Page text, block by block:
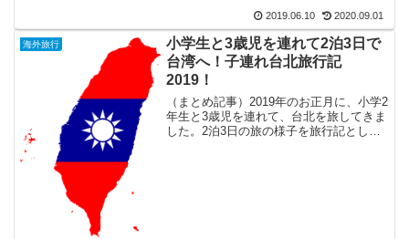
ー、店内の様子を調査！思わず絶句する
謎めいた名前の意味は？日本語に翻訳す
るとどういう意味？
2019.06.10 2020.09.01
海外旅行
小学生と3歳児を連れて2泊3日で
台湾へ！子連れ台北旅行記
2019！
（まとめ記事）2019年のお正月に、小学2
年生と3歳児を連れて、台北を旅してきま
した。2泊3日の旅の様子を旅行記として